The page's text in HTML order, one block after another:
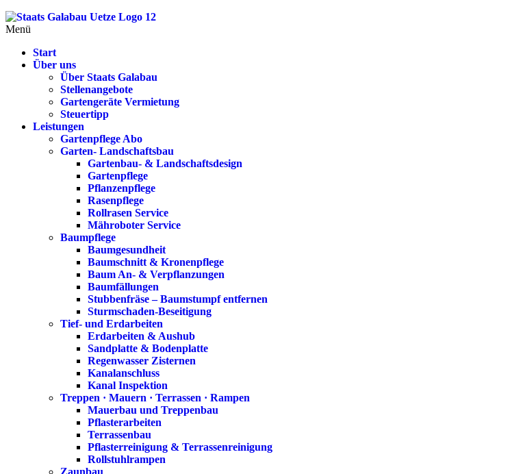
Menü
Start
Über uns
Über Staats Galabau
Stellenangebote
Gartengeräte Vermietung
Steuertipp
Leistungen
Gartenpflege Abo
Garten- Landschaftsbau
Gartenbau- & Landschaftsdesign
Gartenpflege
Pflanzenpflege
Rasenpflege
Rollrasen Service
Mähroboter Service
Baumpflege
Baumgesundheit
Baumschnitt & Kronenpflege
Baum An- & Verpflanzungen
Baumfällungen
Stubbenfräse – Baumstumpf entfernen
Sturmschaden-Beseitigung
Tief- und Erdarbeiten
Erdarbeiten & Aushub
Sandplatte & Bodenplatte
Regenwasser Zisternen
Kanalanschluss
Kanal Inspektion
Treppen · Mauern · Terrassen · Rampen
Mauerbau und Treppenbau
Pflasterarbeiten
Terrassenbau
Pflasterreinigung & Terrassenreinigung
Rollstuhlrampen
Zaunbau